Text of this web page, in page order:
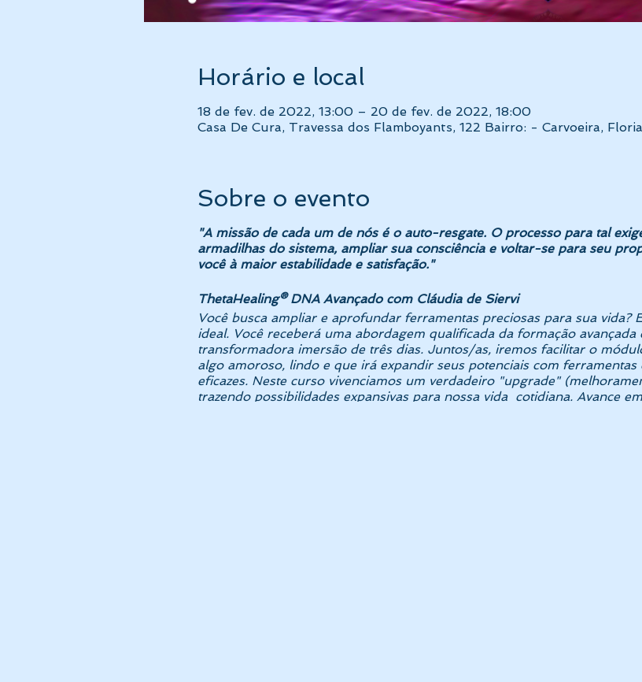
Horário e local
18 de fev. de 2022, 13:00 – 20 de fev. de 2022, 18:00
Casa De Cura, Travessa dos Flamboyants, 122 Bairro: - Carvoeira,
Sobre o evento
"A missão de cada um de nós é o auto-resgate. O processo para tal
armadilhas do sistema, ampliar sua consciência e voltar-se para seu
você à maior estabilidade e satisfação."
ThetaHealing® DNA Avançado com Cláudia de Siervi
Você busca ampliar e aprofundar ferramentas preciosas para sua vida?
ideal. Você receberá uma abordagem qualificada da formação
transformadora imersão de três dias. Juntos/as, iremos facilitar o
algo amoroso, lindo e que irá expandir seus potenciais com
eficazes. Neste curso vivenciamos um verdadeiro "upgrade"
trazendo possibilidades expansivas para nossa vida cotidiana. Avance